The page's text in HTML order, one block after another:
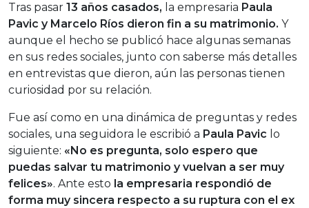
Tras pasar 13 años casados, la empresaria Paula
Pavic y Marcelo Ríos dieron fin a su matrimonio. Y
aunque el hecho se publicó hace algunas semanas
en sus redes sociales, junto con saberse más detalles
en entrevistas que dieron, aún las personas tienen
curiosidad por su relación.
Fue así como en una dinámica de preguntas y redes
sociales, una seguidora le escribió a Paula Pavic lo
siguiente: «No es pregunta, solo espero que
puedas salvar tu matrimonio y vuelvan a ser muy
felices». Ante esto la empresaria respondió de
forma muy sincera respecto a su ruptura con el ex